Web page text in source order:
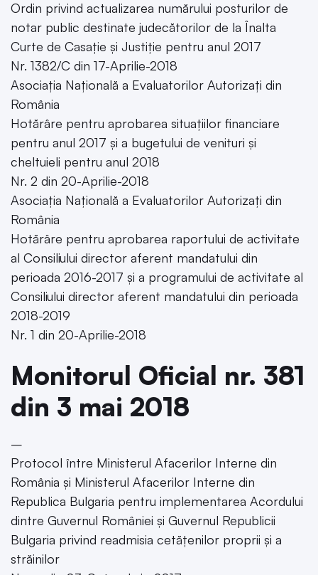
Ordin privind actualizarea numărului posturilor de
notar public destinate judecătorilor de la Înalta
Curte de Casație și Justiție pentru anul 2017
Nr. 1382/C din 17-Aprilie-2018
Asociația Națională a Evaluatorilor Autorizați din
România
Hotărâre pentru aprobarea situațiilor financiare
pentru anul 2017 și a bugetului de venituri și
cheltuieli pentru anul 2018
Nr. 2 din 20-Aprilie-2018
Asociația Națională a Evaluatorilor Autorizați din
România
Hotărâre pentru aprobarea raportului de activitate
al Consiliului director aferent mandatului din
perioada 2016-2017 și a programului de activitate al
Consiliului director aferent mandatului din perioada
2018-2019
Nr. 1 din 20-Aprilie-2018
Monitorul Oficial nr. 381
din 3 mai 2018
–
Protocol între Ministerul Afacerilor Interne din
România și Ministerul Afacerilor Interne din
Republica Bulgaria pentru implementarea Acordului
dintre Guvernul României și Guvernul Republicii
Bulgaria privind readmisia cetățenilor proprii și a
străinilor